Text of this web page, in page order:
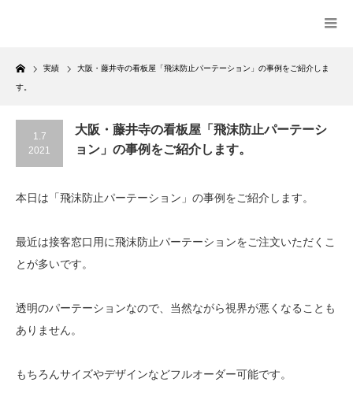
Home
実績 大阪・藤井寺の看板屋「飛沫防止パーテーション」の事例をご紹介しま
す。
1.7
2021
大阪・藤井寺の看板屋「飛沫防止パーテーシ
ョン」の事例をご紹介します。
本日は「飛沫防止パーテーション」の事例をご紹介します。
最近は接客窓口用に飛沫防止パーテーションをご注文いただくこ
とが多いです。
透明のパーテーションなので、当然ながら視界が悪くなることも
ありません。
もちろんサイズやデザインなどフルオーダー可能です。